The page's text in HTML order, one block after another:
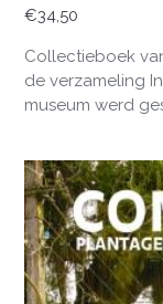
€34,50
Collectieboek
de verzameling
museum werd